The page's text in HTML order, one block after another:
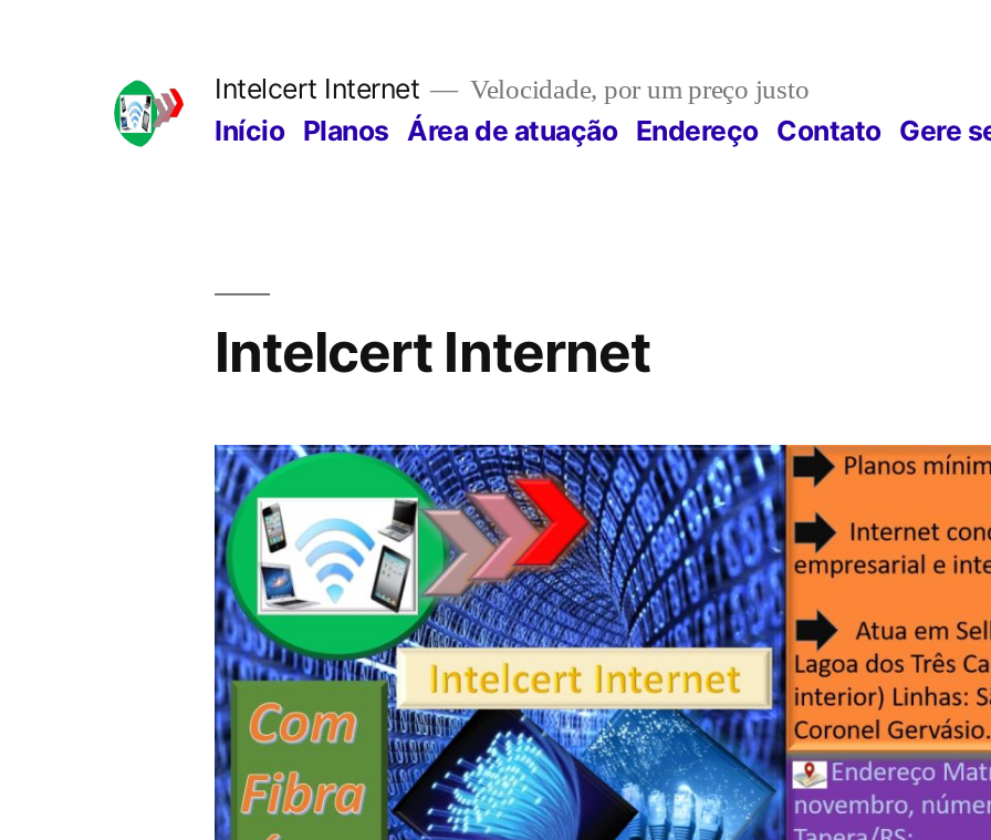
Intelcert Internet Velocidade, por um preço justo
Início Planos Área de atuação Endereço Contato Gere
Intelcert Internet